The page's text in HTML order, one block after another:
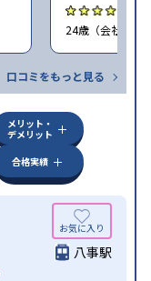
24歳（会社員<
口コミをもっと見る
メリット・
デメリット
合格実績
八事駅